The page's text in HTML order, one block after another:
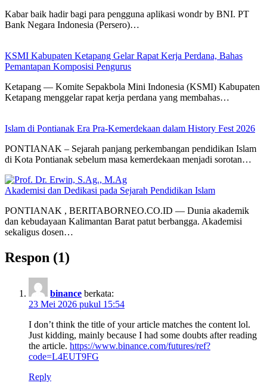
Kabar baik hadir bagi para pengguna aplikasi wondr by BNI. PT
Bank Negara Indonesia (Persero)…
KSMI Kabupaten Ketapang Gelar Rapat Kerja Perdana, Bahas
Pemantapan Komposisi Pengurus
Ketapang — Komite Sepakbola Mini Indonesia (KSMI) Kabupaten
Ketapang menggelar rapat kerja perdana yang membahas…
Islam di Pontianak Era Pra-Kemerdekaan dalam History Fest 2026
PONTIANAK – Sejarah panjang perkembangan pendidikan Islam
di Kota Pontianak sebelum masa kemerdekaan menjadi sorotan…
Akademisi dan Dedikasi pada Sejarah Pendidikan Islam
PONTIANAK , BERITABORNEO.CO.ID — Dunia akademik
dan kebudayaan Kalimantan Barat patut berbangga. Akademisi
sekaligus dosen…
Respon (1)
binance berkata:
23 Mei 2026 pukul 15:54
I don’t think the title of your article matches the content lol.
Just kidding, mainly because I had some doubts after reading
the article. https://www.binance.com/futures/ref?
code=L4EUT9FG
Reply